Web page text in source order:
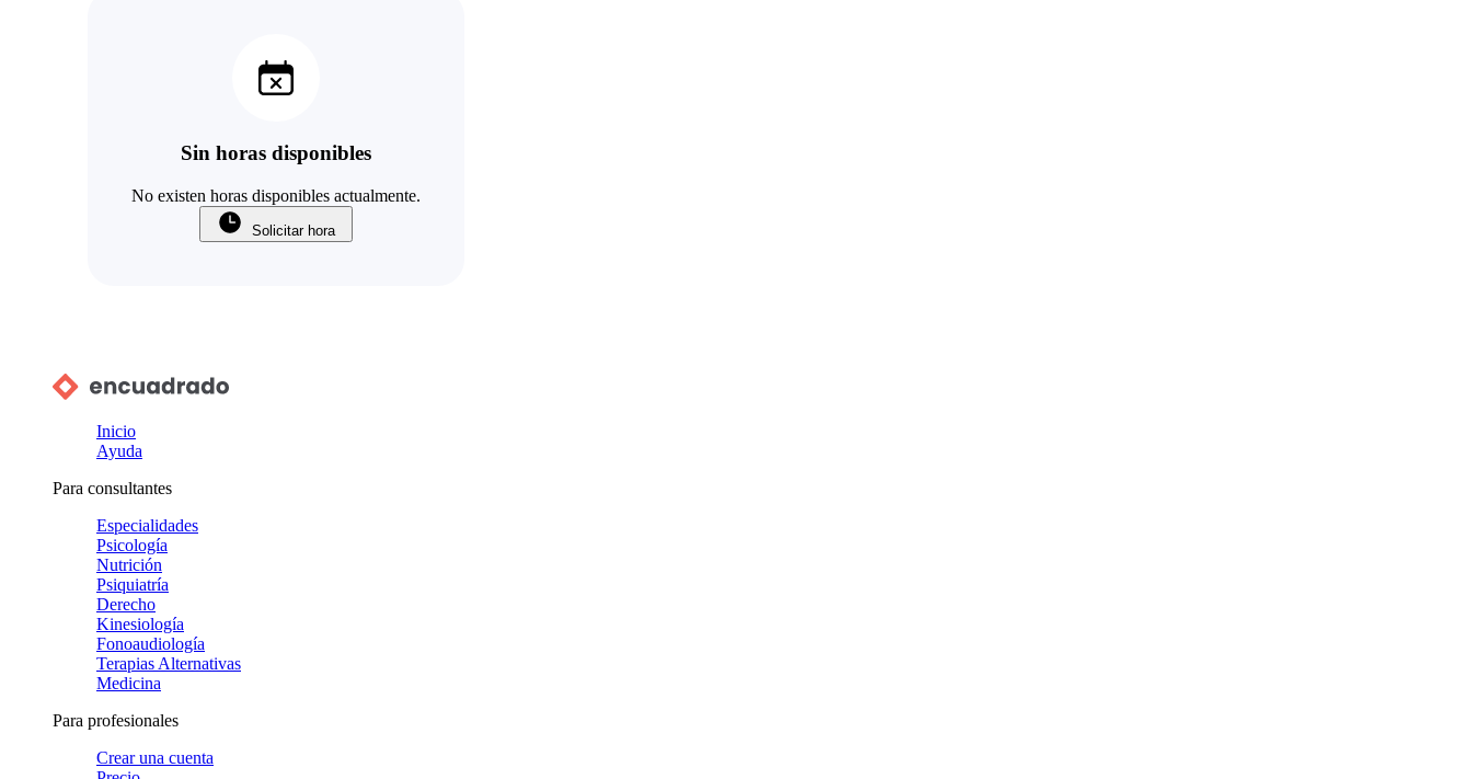
Sin horas disponibles
No existen horas disponibles actualmente.
Solicitar hora
Inicio
Ayuda
Para consultantes
Especialidades
Psicología
Nutrición
Psiquiatría
Derecho
Kinesiología
Fonoaudiología
Terapias Alternativas
Medicina
Para profesionales
Crear una cuenta